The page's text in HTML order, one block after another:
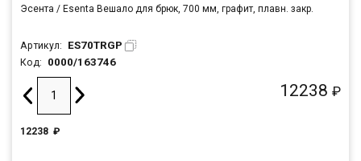
Эсента / Esenta Вешало для брюк, 700 мм, графит, плавн. закр.
Артикул: ES70TRGP
Код: 0000/163746
12238 ₽
12238 ₽